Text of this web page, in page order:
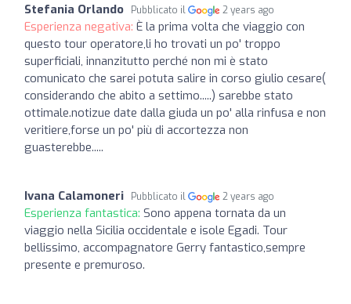
Stefania Orlando Pubblicato il 2 years ago
Esperienza negativa: È la prima volta che viaggio con
questo tour operatore,li ho trovati un po' troppo
superficiali, innanzitutto perché non mi è stato
comunicato che sarei potuta salire in corso giulio cesare(
considerando che abito a settimo.....) sarebbe stato
ottimale.notizue date dalla giuda un po' alla rinfusa e non
veritiere,forse un po' più di accortezza non
guasterebbe.....
Ivana Calamoneri Pubblicato il 2 years ago
Esperienza fantastica: Sono appena tornata da un
viaggio nella Sicilia occidentale e isole Egadi. Tour
bellissimo, accompagnatore Gerry fantastico,sempre
presente e premuroso.